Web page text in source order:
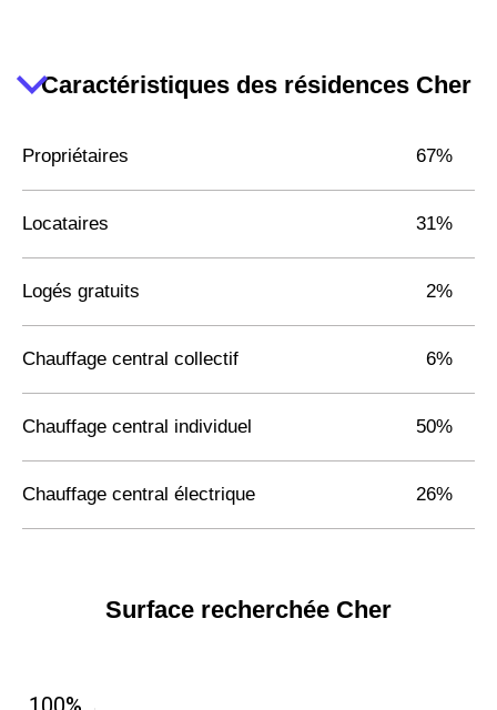
Caractéristiques des résidences Cher
Propriétaires 67%
Locataires 31%
Logés gratuits 2%
Chauffage central collectif 6%
Chauffage central individuel 50%
Chauffage central électrique 26%
Surface recherchée Cher